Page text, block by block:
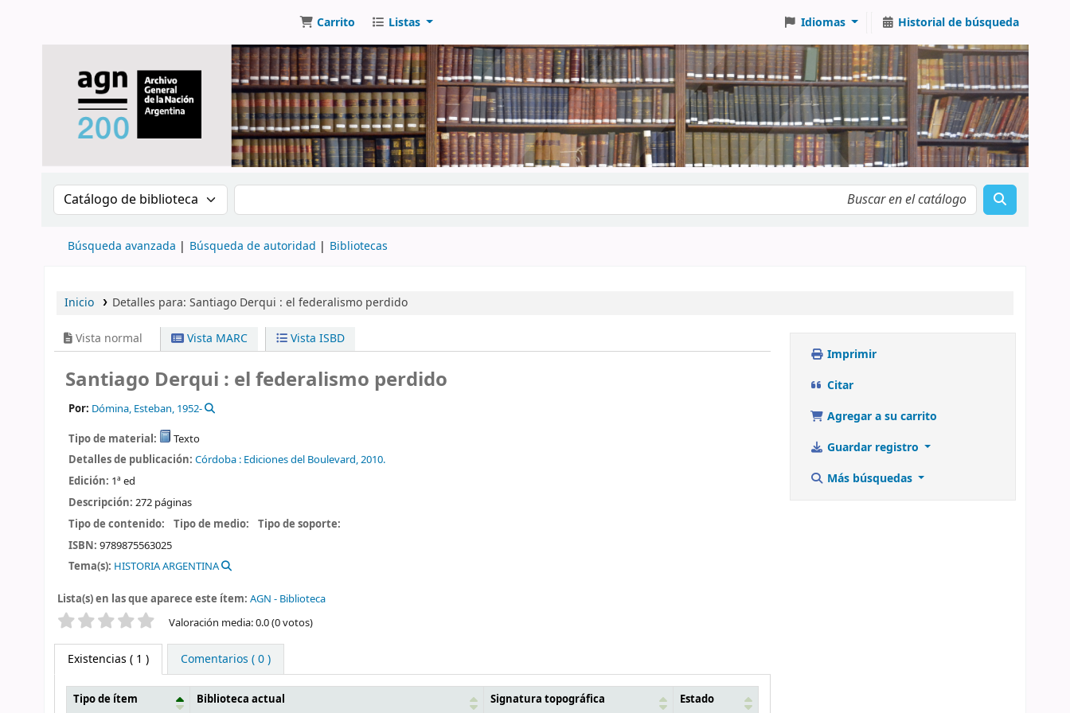
Carrito Listas Idiomas Historial de búsqueda
Buscar en el catálogo por: Buscar en el catálogo
Búsqueda avanzada Búsqueda de autoridad Bibliotecas
Inicio Detalles para: Santiago Derqui : el federalismo perdido
Vista normal Vista MARC Vista ISBD
Santiago Derqui : el federalismo perdido
Por: Dómina, Esteban, 1952-
Tipo de material:
Texto
Detalles de publicación: Córdoba : Ediciones del Boulevard,2010.
Edición: 1ª ed
Descripción: 272 páginas
Tipo de contenido:
Tipo de medio:
Tipo de soporte:
ISBN: 9789875563025
Tema(s): HISTORIA ARGENTINA
Lista(s) en las que aparece este ítem: AGN - Biblioteca
Valoración Valoración media: 0.0 (0 votos)
Existencias ( 1 ) Comentarios ( 0 )
Tipo de ítem Biblioteca actual Signatura topográfica Estado
Imprimir
Citar
Agregar a su carrito
Guardar registro
Más búsquedas